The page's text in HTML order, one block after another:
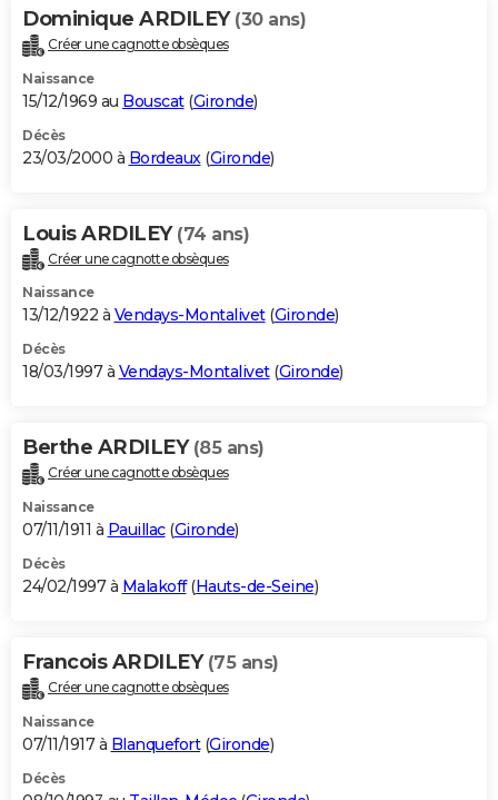
Dominique ARDILEY (30 ans)
Créer une cagnotte obsèques
Naissance
15/12/1969 au Bouscat(Gironde)
Décès
23/03/2000 à Bordeaux (Gironde)
Louis ARDILEY (74 ans)
Créer une cagnotte obsèques
Naissance
13/12/1922 à Vendays-Montalivet(Gironde)
Décès
18/03/1997 à Vendays-Montalivet(Gironde)
Berthe ARDILEY (85 ans)
Créer une cagnotte obsèques
Naissance
07/11/1911 à Pauillac(Gironde)
Décès
24/02/1997 à Malakoff(Hauts-de-Seine)
Francois ARDILEY (75 ans)
Créer une cagnotte obsèques
Naissance
07/11/1917 à Blanquefort(Gironde)
Décès